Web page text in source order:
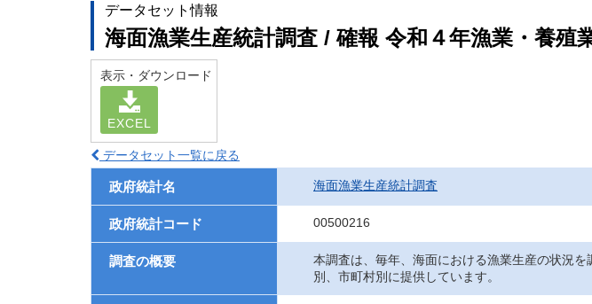
データセット情報
海面漁業生産統計調査 / 確報 令和４年漁業・養殖
表示・ダウンロード
EXCEL
データセット一覧に戻る
政府統計名 海面漁業生産統計調査
政府統計コード 00500216
調査の概要
本調査は、毎年、海面における漁業生産の状況
別、市町村別に提供しています。